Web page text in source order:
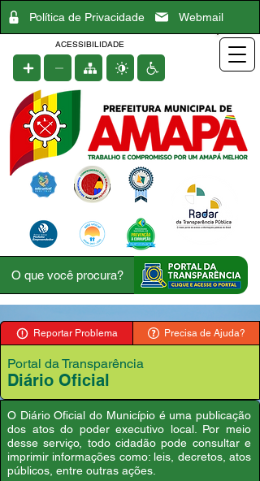
Política de Privacidade Webmail
ACESSIBILIDADE
Reportar Problema Precisa de Ajuda?
Portal da Transparência
Diário Oficial
O Diário Oficial do Município é uma publicação
dos atos do poder executivo local. Por meio
desse serviço, todo cidadão pode consultar e
imprimir informações como: leis, decretos, atos
públicos, entre outras ações.